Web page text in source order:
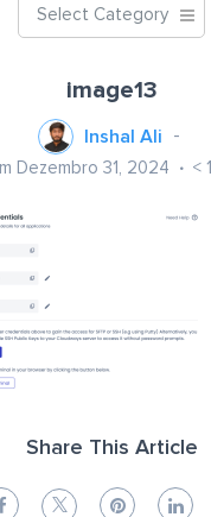
Select Category
image13
Inshal Ali
Dezembro 31, 2024 < 1
Share This Article